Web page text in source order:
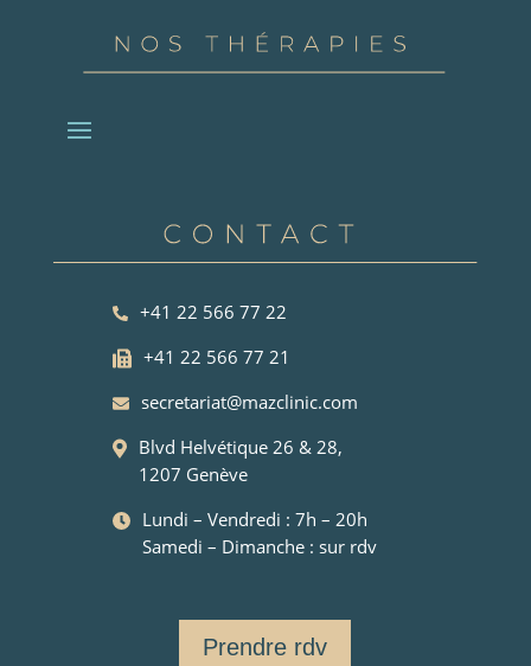
+41 22 566 77 22
+41 22 566 77 21
secretariat@mazclinic.com
Blvd Helvétique 26 & 28,
1207 Genève
Lundi – Vendredi : 7h – 20h
Samedi – Dimanche : sur rdv
Prendre rdv